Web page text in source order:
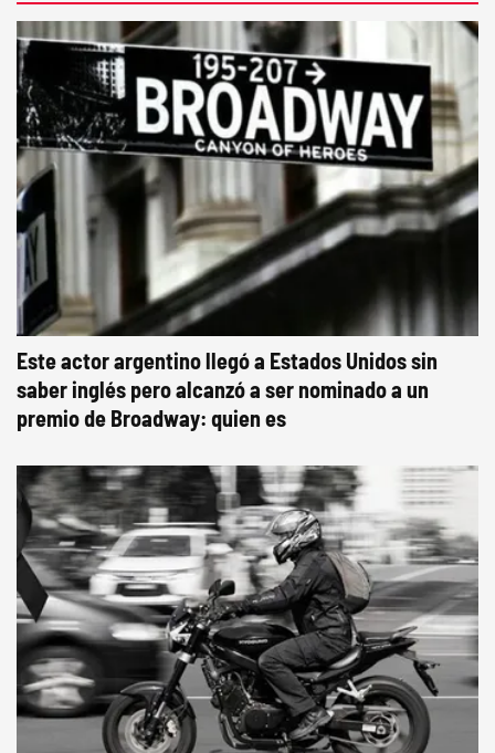
Este actor argentino llegó a Estados Unidos sin
saber inglés pero alcanzó a ser nominado a un
premio de Broadway: quien es